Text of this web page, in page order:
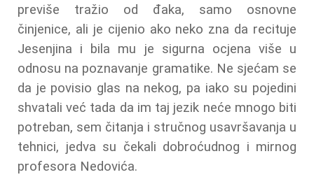
previše tražio od đaka, samo osnovne
činjenice, ali je cijenio ako neko zna da recituje
Jesenjina i bila mu je sigurna ocjena više u
odnosu na poznavanje gramatike. Ne sjećam se
da je povisio glas na nekog, pa iako su pojedini
shvatali već tada da im taj jezik neće mnogo biti
potreban, sem čitanja i stručnog usavršavanja u
tehnici, jedva su čekali dobroćudnog i mirnog
profesora Nedovića.